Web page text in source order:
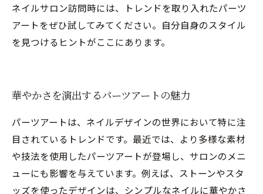
ネイルサロン訪問時には、トレンドを取り入れたパーツ
アートをぜひ試してみてください。自分自身のスタイル
を見つけるヒントがここにあります。
華やかさを演出するパーツアートの魅力
パーツアートは、ネイルデザインの世界において特に注
目されているトレンドです。最近では、より多様な素材
や技法を使用したパーツアートが登場し、サロンのメニ
ューにも影響を与えています。例えば、ストーンやスタ
ッズを使ったデザインは、シンプルなネイルに華やかさ